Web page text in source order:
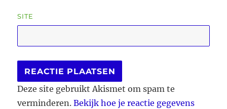
SITE
Deze site gebruikt Akismet om spam te
verminderen.Bekijk hoe je reactie gegevens